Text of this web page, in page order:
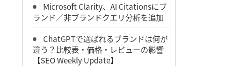
Microsoft Clarity、AI Citationsにブ
ランド／非ブランドクエリ分析を追加
ChatGPTで選ばれるブランドは何が
違う？比較表・価格・レビューの影響
【SEO Weekly Update】